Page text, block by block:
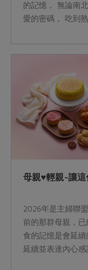
的記憶， 無論南
愛的密碼， 吃到
母親♥輕親~讓
2026年是主婦聯
前的那群母親，
食的記憶是會延
延續並表達內心